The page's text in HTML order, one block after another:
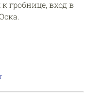
гробнице, вход в